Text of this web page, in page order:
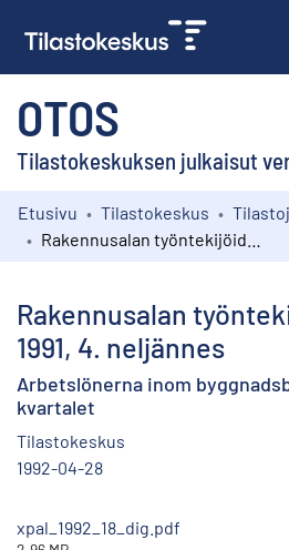
OTOS
Tilastokeskuksen julkaisut
Kokoelmat
Etusivu Tilastokeskus
Rakennusalan
1991, 4. neljännes
Arbetslönerna inom
kvartalet
Tilastokeskus
1992-04-28
xpal_1992_18_dig.pdf